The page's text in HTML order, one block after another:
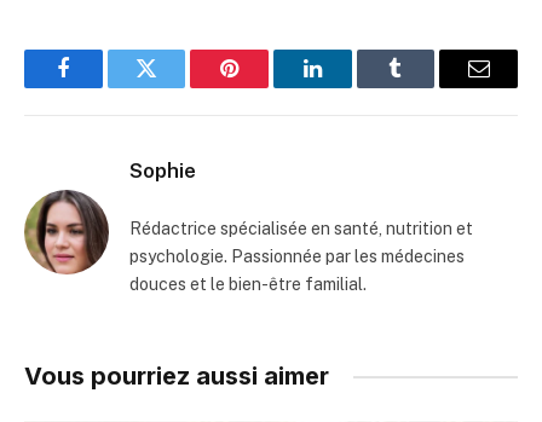
FacebookTwitter Pinterest LinkedInTumblr Email
Sophie
Rédactrice spécialisée en santé, nutrition et
psychologie. Passionnée par les médecines
douces et le bien-être familial.
Vous pourriez aussi aimer